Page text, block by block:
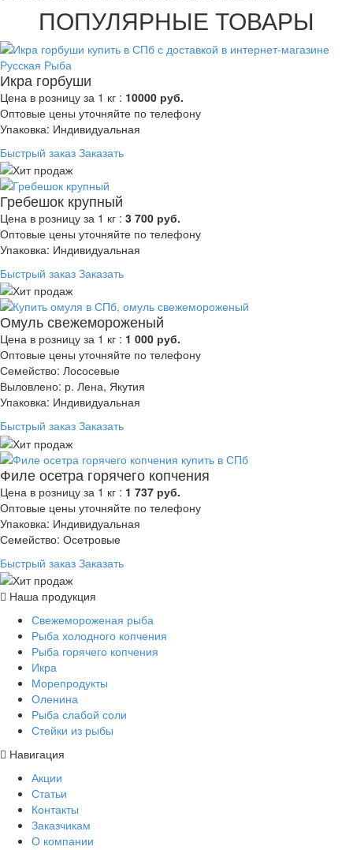
ПОПУЛЯРНЫЕ ТОВАРЫ
Икра горбуши
Цена в розницу за 1 кг : 10000 руб.
Оптовые цены уточняйте по телефону
Упаковка: Индивидуальная
Быстрый заказ Заказать
Гребешок крупный
Цена в розницу за 1 кг : 3 700 руб.
Оптовые цены уточняйте по телефону
Упаковка: Индивидуальная
Быстрый заказ Заказать
Омуль свежемороженый
Цена в розницу за 1 кг : 1 000 руб.
Оптовые цены уточняйте по телефону
Семейство: Лососевые
Выловлено: р. Лена, Якутия
Упаковка: Индивидуальная
Быстрый заказ Заказать
Филе осетра горячего копчения
Цена в розницу за 1 кг : 1 737 руб.
Оптовые цены уточняйте по телефону
Упаковка: Индивидуальная
Семейство: Осетровые
Быстрый заказ Заказать
Наша продукция
Свежемороженая рыба
Рыба холодного копчения
Рыба горячего копчения
Икра
Морепродукты
Оленина
Рыба слабой соли
Стейки из рыбы
Навигация
Акции
Статьи
Контакты
Заказчикам
О компании